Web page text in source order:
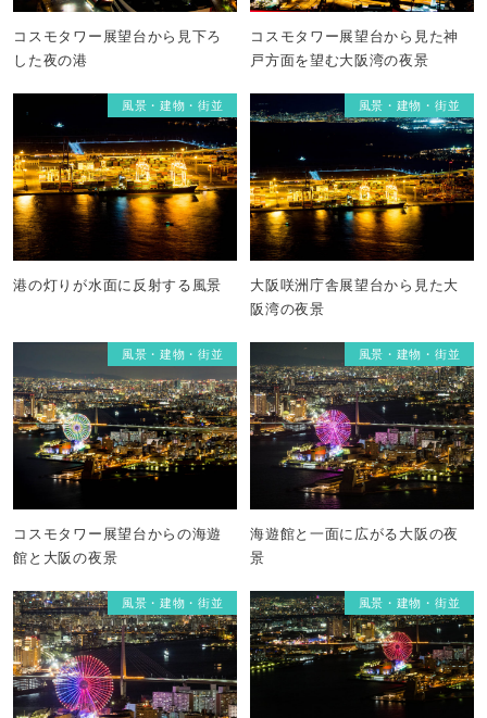
コスモタワー展望台から見下ろ
した夜の港
コスモタワー展望台から見た神
戸方面を望む大阪湾の夜景
風景・建物・街並
港の灯りが水面に反射する風景
風景・建物・街並
大阪咲洲庁舎展望台から見た大
阪湾の夜景
風景・建物・街並
コスモタワー展望台からの海遊
館と大阪の夜景
風景・建物・街並
海遊館と一面に広がる大阪の夜
景
風景・建物・街並 風景・建物・街並